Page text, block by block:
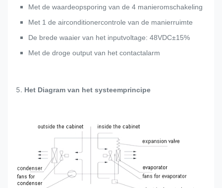
Met de waardeopsporing van de 4 manieromschakeling
Met 1 de airconditionercontrole van de manierruimte
De brede waaier van het inputvoltage: 48VDC±15%
Met de droge output van het contactalarm
5. Het Diagram van het systeemprincipe